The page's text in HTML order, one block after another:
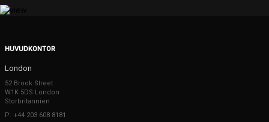
HUVUDKONTOR
London
52 Brook Street
W1K 5DS London
Storbritannien
P: +44 203 608 8181